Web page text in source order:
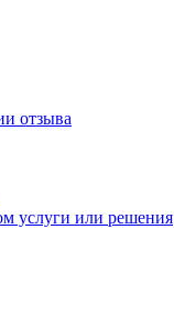
отзыва
услуги или решения